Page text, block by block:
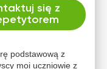
się z
podstawową z
moi uczniowie z
12